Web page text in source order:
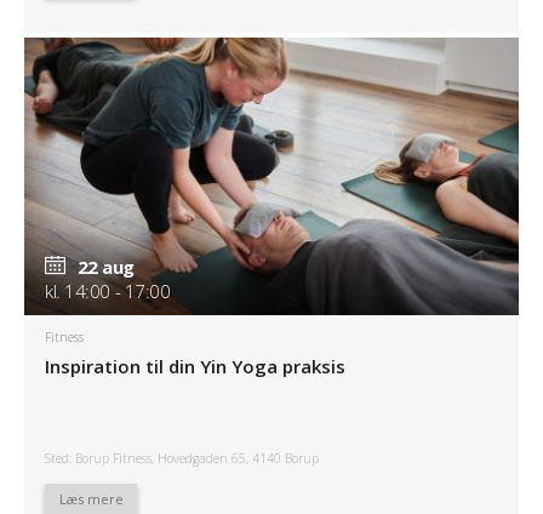
22 aug
kl. 14:00 - 17:00
Fitness
Inspiration til din Yin Yoga praksis
Sted: Borup Fitness, Hovedgaden 65, 4140 Borup
Læs mere